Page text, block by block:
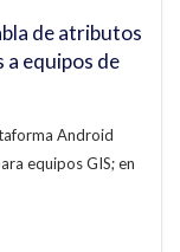
de atributos
equipos de
Android
equipos GIS; en